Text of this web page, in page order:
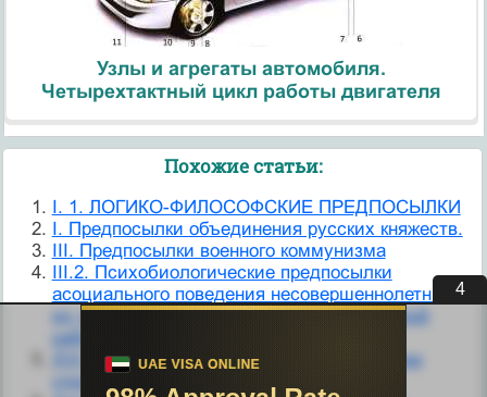
Узлы и агрегаты автомобиля.
Четырехтактный цикл работы двигателя
Похожие статьи:
I. 1. ЛОГИКО-ФИЛОСОФСКИЕ ПРЕДПОСЫЛКИ
I. Предпосылки объединения русских княжеств.
III. Предпосылки военного коммунизма
III.2. Психобиологические предпосылки
асоциального поведения несовершеннолетних и
их учет в воспитательно-профилактической
работе.
XVI.2. Задатки как природные предпосылки
способностей.
3